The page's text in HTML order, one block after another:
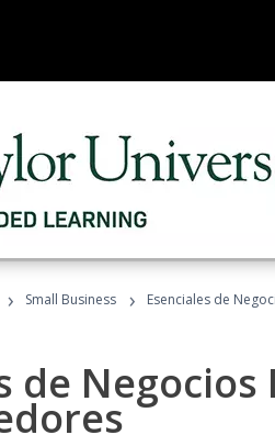
› Small Business › Esenciales de
de